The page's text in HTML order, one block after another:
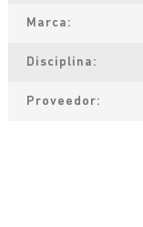
Marca
Disciplina
Proveedor